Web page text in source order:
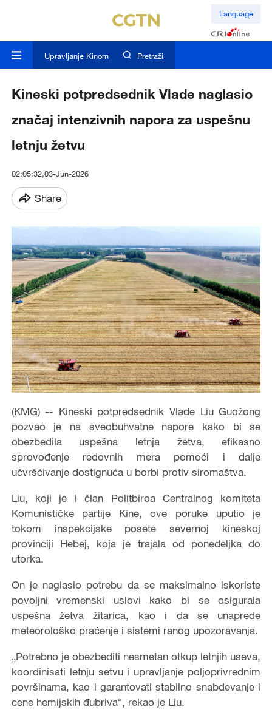
Language
Upravljanje Kinom Pretraži
Kineski potpredsednik Vlade naglasio
značaj intenzivnih napora za uspešnu
letnju žetvu
02:05:32,03-Jun-2026
Share
(KMG) -- Kineski potpredsednik Vlade Liu Guožong
pozvao je na sveobuhvatne napore kako bi se
obezbedila uspešna letnja žetva, efikasno
sprovođenje redovnih mera pomoći i dalje
učvršćivanje dostignuća u borbi protiv siromaštva.
Liu, koji je i član Politbiroa Centralnog komiteta
Komunističke partije Kine, ove poruke uputio je
tokom inspekcijske posete severnoj kineskoj
provinciji Hebej, koja je trajala od ponedeljka do
utorka.
On je naglasio potrebu da se maksimalno iskoriste
povoljni vremenski uslovi kako bi se osigurala
uspešna žetva žitarica, kao i da se unaprede
meteorološko praćenje i sistemi ranog upozoravanja.
„Potrebno je obezbediti nesmetan otkup letnjih useva,
koordinisati letnju setvu i upravljanje poljoprivrednim
površinama, kao i garantovati stabilno snabdevanje i
cene hemijskih đubriva“, rekao je Liu.